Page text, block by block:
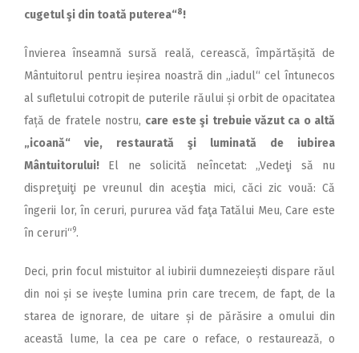
cugetul şi din toată puterea“8!
Învierea înseamnă sursă reală, cerească, împărtășită de
Mântuitorul pentru ieșirea noastră din „iadul“ cel întunecos
al sufletului cotropit de puterile răului și orbit de opacitatea
față de fratele nostru, care este şi trebuie văzut ca o altă
„icoană“ vie, restaurată şi luminată de iubirea
Mântuitorului! El ne solicită neîncetat: „Vedeţi să nu
dispreţuiţi pe vreunul din aceştia mici, căci zic vouă: Că
îngerii lor, în ceruri, pururea văd faţa Tatălui Meu, Care este
în ceruri“9.
Deci, prin focul mistuitor al iubirii dumnezeiești dispare răul
din noi și se ivește lumina prin care trecem, de fapt, de la
starea de ignorare, de uitare și de părăsire a omului din
această lume, la cea pe care o reface, o restaurează, o